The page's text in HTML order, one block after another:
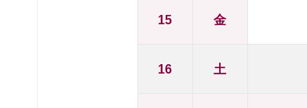
15 金
16 土